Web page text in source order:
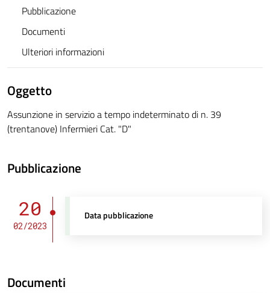
Pubblicazione
Documenti
Ulteriori informazioni
Oggetto
Assunzione in servizio a tempo indeterminato di n. 39
(trentanove) Infermieri Cat. "D"
Pubblicazione
20
02/2023
Data pubblicazione
Documenti